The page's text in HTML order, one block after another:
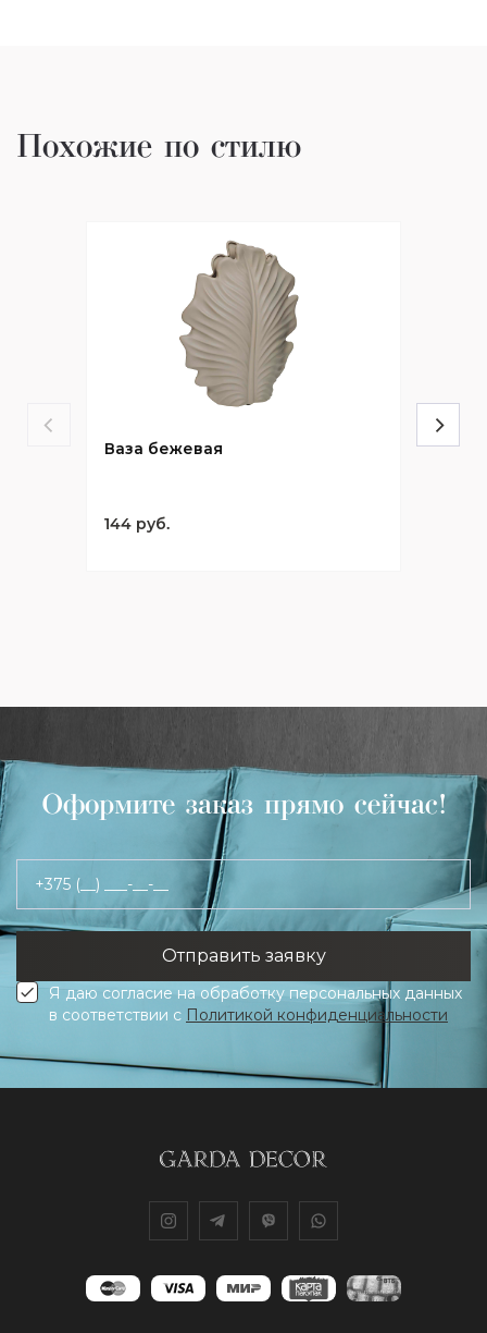
Похожие по стилю
Ваза бежевая
144 руб.
Оформите заказ прямо сейчас!
+375 (__) ___-__-__
Я даю согласие на обработку персональных данных
в соответствии с Политикой конфиденциальности